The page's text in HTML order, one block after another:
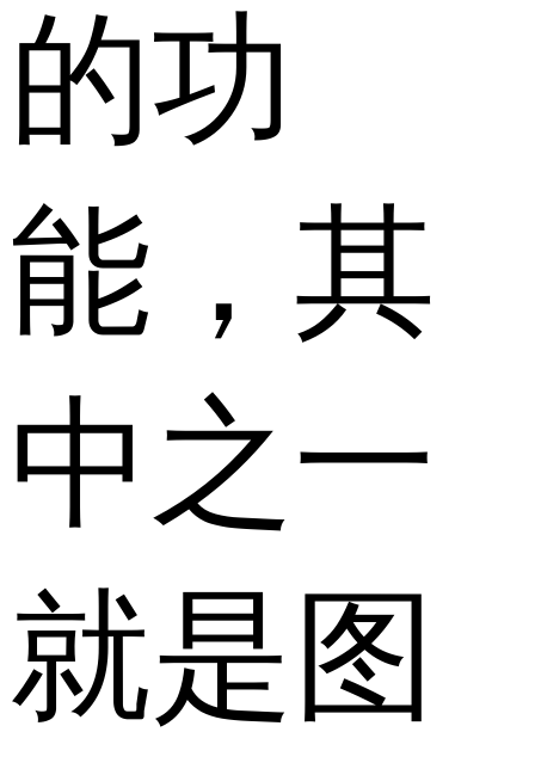
的功
能，其
中之一
就是图